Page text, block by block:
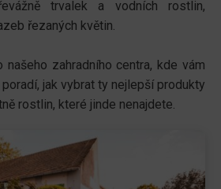
trvalek a vodních rostlin,
řezaných květin.
zahradního centra, kde vám
jak vybrat ty nejlepší produkty
rostlin, které jinde nenajdete.